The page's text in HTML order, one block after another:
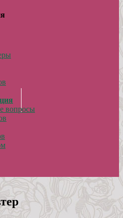
вопросы